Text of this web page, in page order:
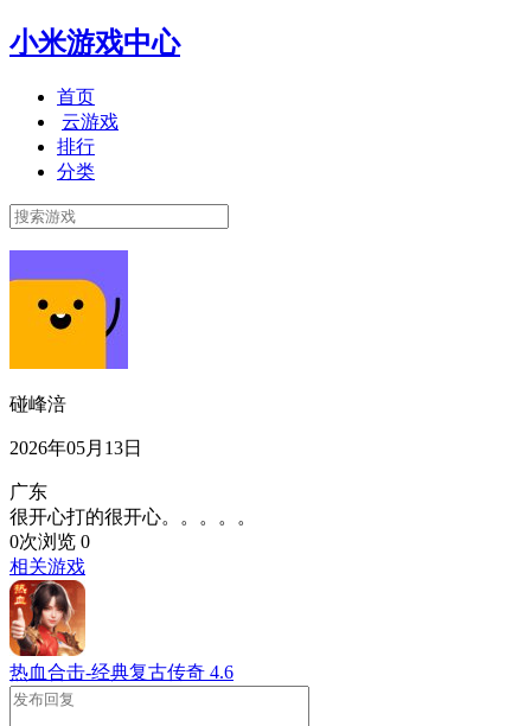
小米游戏中心
首页
云游戏
排行
分类
碰峰涪
2026年05月13日
广东
很开心打的很开心。。。。。
0次浏览 0
相关游戏
热血合击-经典复古传奇 4.6